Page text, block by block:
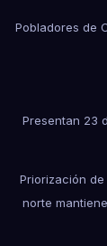
Pobladores de
Presentan 23
Priorización
norte